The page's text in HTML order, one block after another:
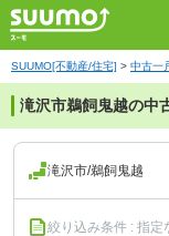
SUUMO[不動産/住宅] > 中古一
滝沢市鵜飼鬼越の中
滝沢市/鵜飼鬼越
絞り込み条件 : 指定